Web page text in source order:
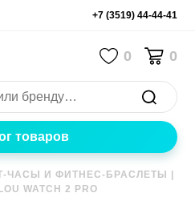
+7 (3519) 44-44-41
0 0
товаров
ЧАСЫ И ФИТНЕС-БРАСЛЕТЫ
WATCH 2 PRO